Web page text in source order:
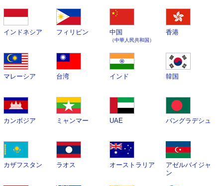
インドネシア フィリピン 中国
（中華人民共和国）
香港
マレーシア 台湾 インド 韓国
カンボジア ミャンマー UAE バングラデシュ
カザフスタン ラオス オーストラリア
アゼルバイジャ
ン